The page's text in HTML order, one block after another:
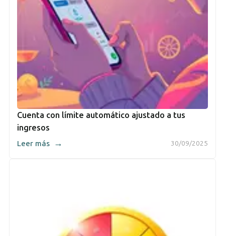
Cuenta con límite automático ajustado a tus
ingresos
30/09/2025
Leer más →